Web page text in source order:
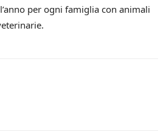
per ogni famiglia con animali